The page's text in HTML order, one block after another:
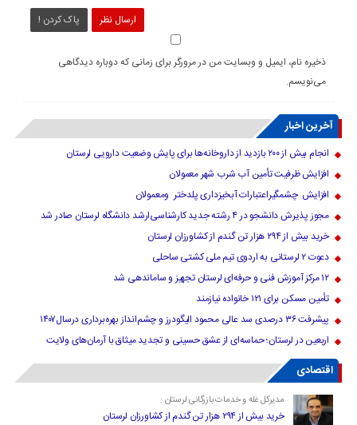
ارسال نظر پاک کردن !
ذخیره نام، ایمیل و وبسایت من در مرورگر برای زمانی که دوباره دیدگاهی
می‌نویسم.
آخرین اخبار
انجام بیش از ۲۰۰ بازدید از داروخانه‌ها برای پایش وضعیت دارویی لرستان
افزایش ظرفیت تأمین آب شرب شهر معمولان
افزایش چشمگیراعتبارات آبخیزداری پلدختر ومعمولان
مجوز پذیرش دانشجو در ۴ رشته جدید کارشناسی‌ارشد دانشگاه لرستان صادر شد
خرید بیش از ۲۹۴ هزار تن گندم از کشاورزان لرستان
دعوت ۲ لرستانی به اردوی تیم ملی کشتی ساحلی
۱۲ مرکز آموزش فنی و حرفه‌ای لرستان تجهیز و ساماندهی شد
تأمین مسکن برای ۱۲۱ خانواده نیازمند
پیشرفت ۳۶ درصدی سد عالی محمود الیگودرز و چشم‌انداز بهره‌برداری درسال۱۴۰۷
اربعین در لرستان؛ حماسه‌ای از عشق حسینی و تجدید میثاق با آرمان‌های ولایت
اقتصادی
مدیرکل غله و خدمات بازرگانی لرستان :
خرید بیش از ۲۹۴ هزار تن گندم از کشاورزان لرستان